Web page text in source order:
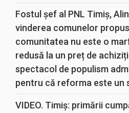
Fostul șef al PNL Timiș,
vinderea comunelor
comunitatea nu este o
redusă la un preț de
spectacol de populism
pentru că reforma este un
VIDEO. Timiș: primării